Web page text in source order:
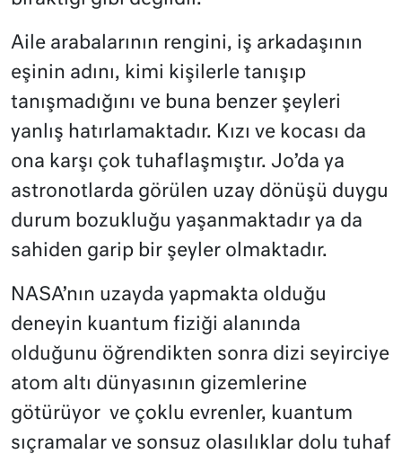
Aile arabalarının rengini, iş arkadaşının
eşinin adını, kimi kişilerle tanışıp
tanışmadığını ve buna benzer şeyleri
yanlış hatırlamaktadır. Kızı ve kocası da
ona karşı çok tuhaflaşmıştır. Jo’da ya
astronotlarda görülen uzay dönüşü duygu
durum bozukluğu yaşanmaktadır ya da
sahiden garip bir şeyler olmaktadır.
NASA’nın uzayda yapmakta olduğu
deneyin kuantum fiziği alanında
olduğunu öğrendikten sonra dizi seyirciye
atom altı dünyasının gizemlerine
götürüyor ve çoklu evrenler, kuantum
sıçramalar ve sonsuz olasılıklar dolu tuhaf